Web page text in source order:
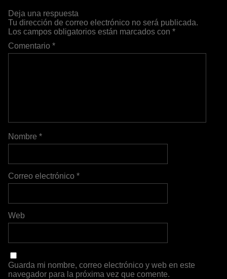
Deja una respuesta
Tu dirección de correo electrónico no será publicada.
Los campos obligatorios están marcados con *
Comentario *
Nombre *
Correo electrónico *
Web
Guarda mi nombre, correo electrónico y web en este
navegador para la próxima vez que comente.